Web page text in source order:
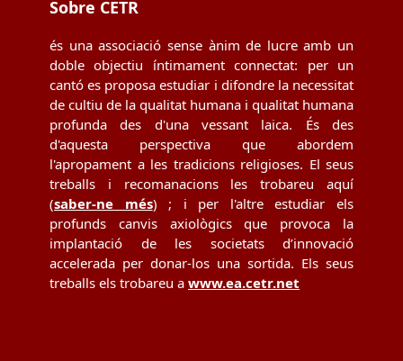
Sobre CETR
és una associació sense ànim de lucre amb un
doble objectiu íntimament connectat: per un
cantó es proposa estudiar i difondre la necessitat
de cultiu de la qualitat humana i qualitat humana
profunda des d'una vessant laica. És des
d'aquesta perspectiva que abordem
l'apropament a les tradicions religioses. El seus
treballs i recomanacions les trobareu aquí
(saber-ne més) ; i per l'altre estudiar els
profunds canvis axiològics que provoca la
implantació de les societats d’innovació
accelerada per donar-los una sortida. Els seus
treballs els trobareu a www.ea.cetr.net